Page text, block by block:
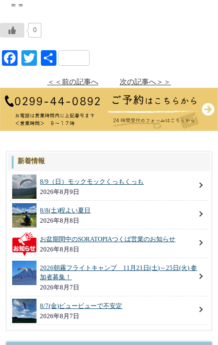
＝＝
0
Facebook
Twitter
共
＜＜前の記事へ 次の記事へ＞＞
新着情報
8/9（日）モックモックくっもくっも
2026年8月9日
8/8(土)程よい夏日
2026年8月8日
お盆期間中のSORATOPIAつくば営業のお知らせ
2026年8月8日
2026朝霧フライトキャンプ 11月21日(土)～25日(火) 参
加者募集！
2026年8月7日
8/7(金)ビュービューで不安定
2026年8月7日